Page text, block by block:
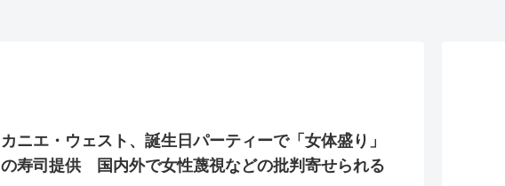
【第7話予告】水10ドラマ『ラムネモ
出した… 他
「本気で潰しにきてる」滝沢秀明の新オ
カニエ・ウェスト、誕生日パーティーで「女体盛り」
の寿司提供 国内外で女性蔑視などの批判寄せられる